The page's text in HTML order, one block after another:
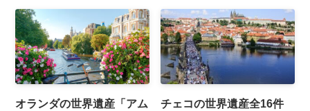
オランダの世界遺産「アム
チェコの世界遺産全16件